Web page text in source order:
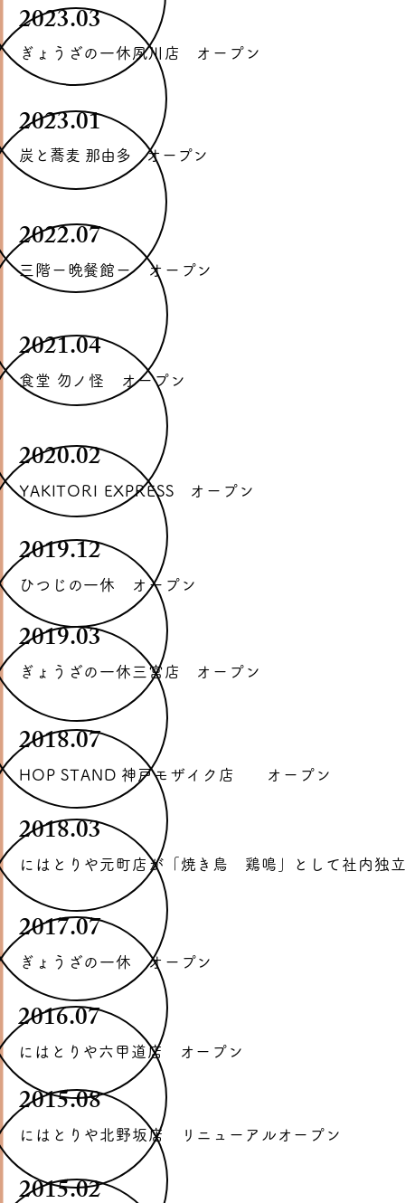
2023.03
ぎょうざの一休夙川店 オープン
2023.01
​炭と蕎麦 那由多 オープン
2022.07
三階ー晩餐館ー オープン
2021.04
食堂 勿ノ怪 オープン
2020.02
YAKITORI EXPRESS オープン
2019.12
ひつじの一休 オープン
2019.03
ぎょうざの一休三宮店 オープン
2018.07
HOP STAND 神戸モザイク店 オープン
2018.03
にはとりや元町店が「焼き鳥 鶏鳴」として社内独立
2017.07
ぎょうざの一休 オープン
2016.07
にはとりや六甲道店 オープン
2015.08
にはとりや北野坂店 リニューアルオープン
2015.02